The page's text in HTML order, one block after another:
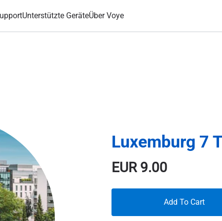
Unterstützte GeräteÜber Voye
Luxemburg 7
EUR9.00
Add To Cart